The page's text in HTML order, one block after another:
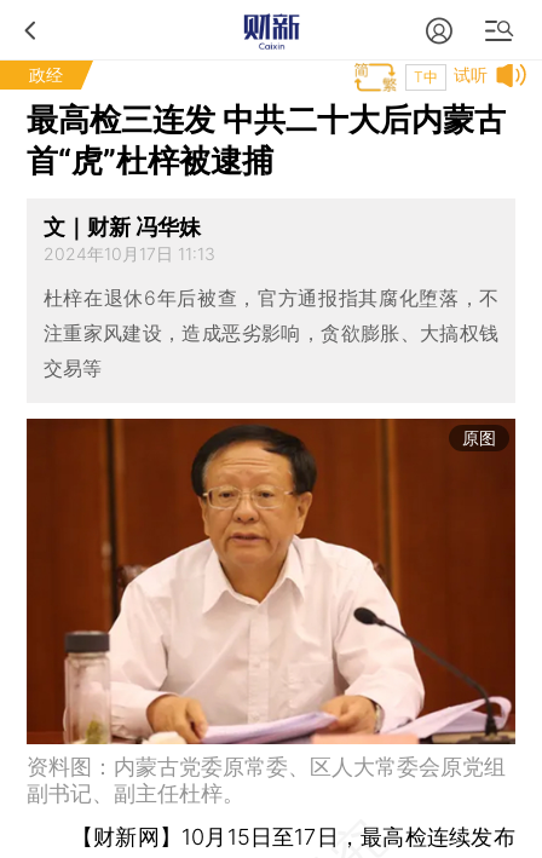
政经 试听
T中
最高检三连发 中共二十大后内蒙古
首“虎”杜梓被逮捕
文｜财新 冯华妹
2024年10月17日 11:13
杜梓在退休6年后被查，官方通报指其腐化堕落，不
注重家风建设，造成恶劣影响，贪欲膨胀、大搞权钱
交易等
原图
资料图：内蒙古党委原常委、区人大常委会原党组
副书记、副主任杜梓。
【财新网】 10月15日至17日，最高检连续发布